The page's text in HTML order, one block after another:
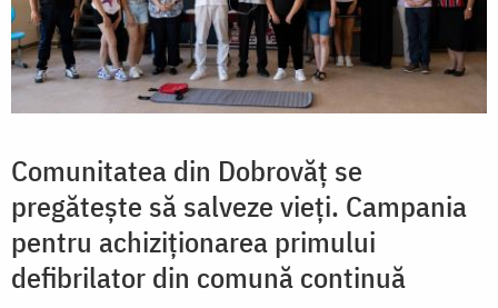
Comunitatea din Dobrovăț se
pregătește să salveze vieți. Campania
pentru achiziționarea primului
defibrilator din comună continuă